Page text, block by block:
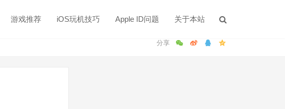
游戏推荐 iOS玩机技巧 Apple ID问题 关于本站